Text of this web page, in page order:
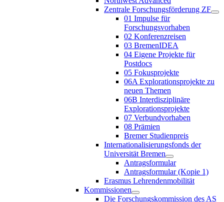
Zentrale Forschungsförderung ZF
01 Impulse für
Forschungsvorhaben
02 Konferenzreisen
03 BremenIDEA
04 Eigene Projekte für
Postdocs
05 Fokusprojekte
06A Explorationsprojekte zu
neuen Themen
06B Interdisziplinäre
Explorationsprojekte
07 Verbundvorhaben
08 Prämien
Bremer Studienpreis
Internationalisierungsfonds der
Universität Bremen
Antragsformular
Antragsformular (Kopie 1)
Erasmus Lehrendenmobilität
Kommissionen
Die Forschungskommission des AS